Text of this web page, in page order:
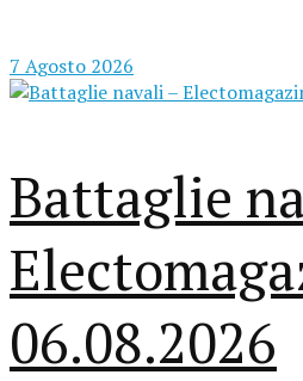
7 Agosto 2026
Battaglie
06.08.2026